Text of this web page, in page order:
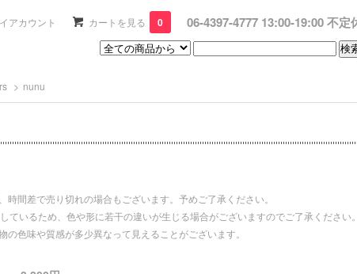
アカウント カートを見る 0 06-4397-4777 13:00-19:00 不定
> nunu
時間差で売り切れの場合もございます。予めご了承ください。
ているため、色や形に若干の違いが生じる場合がございますのでご了承ください。
色味や質感が多少異なって見えることがございます。